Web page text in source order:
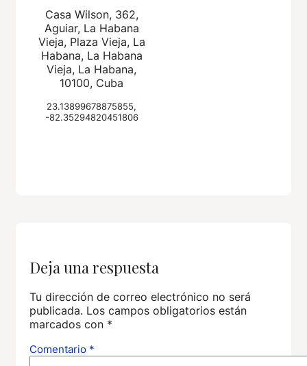
Casa Wilson, 362,
Aguiar, La Habana
Vieja, Plaza Vieja, La
Habana, La Habana
Vieja, La Habana,
10100, Cuba
23.13899678875855,
-82.35294820451806
Deja una respuesta
Tu dirección de correo electrónico no será
publicada. Los campos obligatorios están
marcados con *
Comentario *